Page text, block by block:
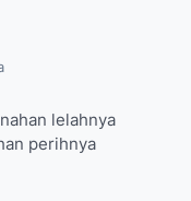
lelahnya
perihnya